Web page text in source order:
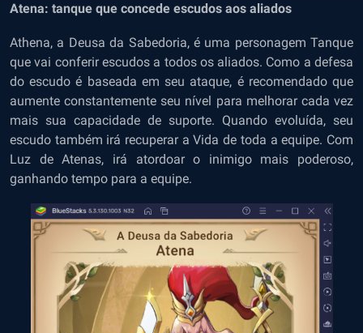
Atena: tanque que concede escudos aos aliados
Athena, a Deusa da Sabedoria, é uma personagem Tanque
que vai conferir escudos a todos os aliados. Como a defesa
do escudo é baseada em seu ataque, é recomendado que
aumente constantemente seu nível para melhorar cada vez
mais sua capacidade de suporte. Quando evoluída, seu
escudo também irá recuperar a Vida de toda a equipe. Com
Luz de Atenas, irá atordoar o inimigo mais poderoso,
ganhando tempo para a equipe.